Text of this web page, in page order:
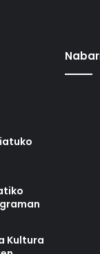
Kultura